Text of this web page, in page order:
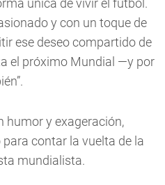
única de vivir el fútbol.
y con un toque de
ese deseo compartido de
el próximo Mundial —y por
humor y exageración,
contar la vuelta de la
mundialista.